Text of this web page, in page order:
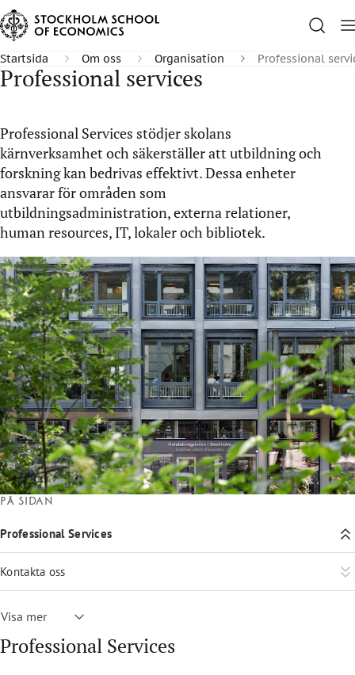
Startsida Om oss Organisation Professional
Professional services
Professional Services stödjer skolans
kärnverksamhet och säkerställer att utbildning och
forskning kan bedrivas effektivt. Dessa enheter
ansvarar för områden som
utbildningsadministration, externa relationer,
human resources, IT, lokaler och bibliotek.
Professional Services
På sidan
Professional Services
Kontakta oss
Visa mer